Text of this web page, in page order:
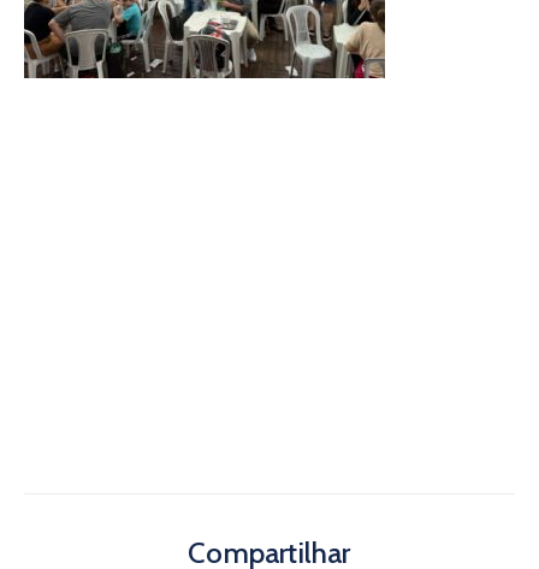
Compartilhar